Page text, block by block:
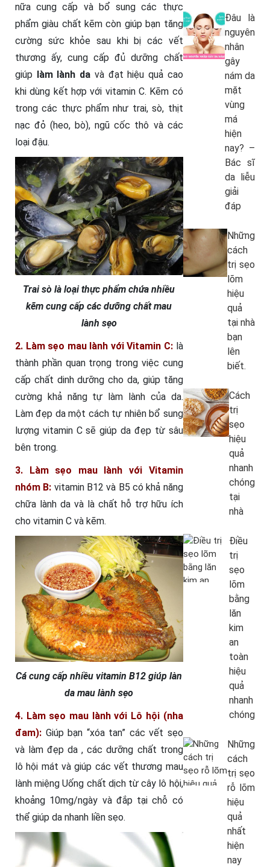
nữa cung cấp và bổ sung các thực
phẩm giàu chất kẽm còn giúp bạn tăng
cường sức khỏe sau khi bị các vết
thương ấy, cung cấp đủ dưỡng chất
giúp làm lành da và đạt hiệu quả cao
khi dùng kết hợp với vitamin C. Kẽm có
trong các thực phẩm như trai, sò, thịt
nạc đỏ (heo, bò), ngũ cốc thô và các
loại đậu.
Trai sò là loại thực phẩm chứa nhiều
kẽm cung cấp các dưỡng chất mau
lành sẹo
2. Làm sẹo mau lành với Vitamin C: là
thành phần quan trọng trong việc cung
cấp chất dinh dưỡng cho da, giúp tăng
cường khả năng tự làm lành của da.
Làm đẹp da một cách tự nhiên bổ sung
lượng vitamin C sẽ giúp da đẹp từ sâu
bên trong.
3. Làm sẹo mau lành với Vitamin
nhóm B: vitamin B12 và B5 có khả năng
chữa lành da và là chất hỗ trợ hữu ích
cho vitamin C và kẽm.
Cá cung cấp nhiều vitamin B12 giúp làn
da mau lành sẹo
4. Làm sẹo mau lành với Lô hội (nha
đam): Giúp bạn “xóa tan” các vết sẹo
và làm đẹp da , các dưỡng chất trong
lô hội mát và giúp các vết thương mau
lành miệng Uống chất dịch từ cây lô hội,
khoảng 10mg/ngày và đắp tại chỗ có
thể giúp da nhanh liền sẹo.
Đâu là
nguyên
nhân
gây
nám da
mặt
vùng
má
hiện
nay? –
Bác sĩ
da liễu
giải
đáp
Những
cách
trị sẹo
lõm
hiệu
quả
tại nhà
bạn
lên
biết.
Cách
trị
sẹo
hiệu
quả
nhanh
chóng
tại
nhà
Điều
trị
sẹo
lõm
bằng
lăn
kim
an
toàn
hiệu
quả
nhanh
chóng
Những
cách
trị sẹo
rỗ lõm
hiệu
quả
nhất
hiện
nay